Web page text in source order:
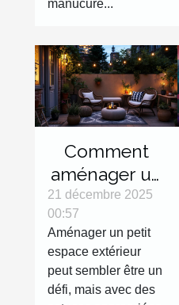
manucure...
Comment
aménager un
petit espace
extérieur
efficacement
?
21 décembre 2025
00:57
Aménager un petit
espace extérieur
peut sembler être un
défi, mais avec des